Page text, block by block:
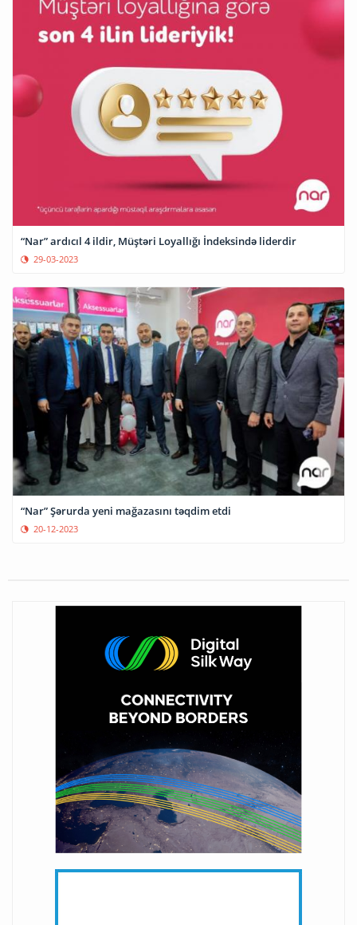
“Nar” ardıcıl 4 ildir, Müştəri Loyallığı İndeksində liderdir
29-03-2023
“Nar” Şərurda yeni mağazasını təqdim etdi
20-12-2023